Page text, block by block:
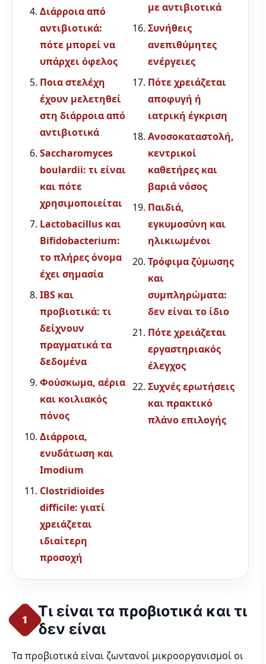
Διάρροια από
αντιβιοτικά:
πότε μπορεί να
υπάρχει όφελος
Ποια στελέχη
έχουν μελετηθεί
στη διάρροια από
αντιβιοτικά
Saccharomyces
boulardii: τι είναι
και πότε
χρησιμοποιείται
Lactobacillus και
Bifidobacterium:
το πλήρες όνομα
έχει σημασία
IBS και
προβιοτικά: τι
δείχνουν
πραγματικά τα
δεδομένα
Φούσκωμα, αέρια
και κοιλιακός
πόνος
Διάρροια,
ενυδάτωση και
Imodium
Clostridioides
difficile: γιατί
χρειάζεται
ιδιαίτερη
προσοχή
με αντιβιοτικά
Συνήθεις
ανεπιθύμητες
ενέργειες
Πότε χρειάζεται
αποφυγή ή
ιατρική έγκριση
Ανοσοκαταστολή,
κεντρικοί
καθετήρες και
βαριά νόσος
Παιδιά,
εγκυμοσύνη και
ηλικιωμένοι
Τρόφιμα ζύμωσης
και
συμπληρώματα:
δεν είναι το ίδιο
Πότε χρειάζεται
εργαστηριακός
έλεγχος
Συχνές ερωτήσεις
και πρακτικό
πλάνο επιλογής
1
Τι είναι τα προβιοτικά και τι
δεν είναι
Τα προβιοτικά είναι ζωντανοί μικροοργανισμοί οι